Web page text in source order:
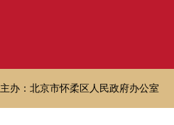
主办：北京市怀柔区人民政府办公室